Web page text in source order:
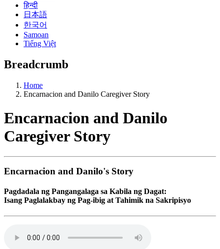
हिन्दी
日本語
한국어
Samoan
Tiếng Việt
Breadcrumb
Home
Encarnacion and Danilo Caregiver Story
Encarnacion and Danilo
Caregiver Story
Encarnacion and Danilo's Story
Pagdadala ng Pangangalaga sa Kabila ng Dagat:
Isang Paglalakbay ng Pag-ibig at Tahimik na Sakripisyo